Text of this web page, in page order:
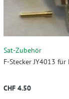
Sat-Zubehör
F-Stecker JY4013
CHF 4.50